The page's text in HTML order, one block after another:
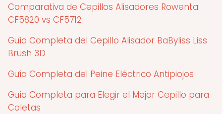
Comparativa de Cepillos Alisadores Rowenta:
CF5820 vs CF5712
Guía Completa del Cepillo Alisador BaByliss Liss
Brush 3D
Guía Completa del Peine Eléctrico Antipiojos
Guía Completa para Elegir el Mejor Cepillo para
Coletas